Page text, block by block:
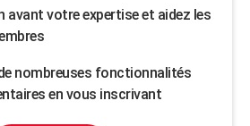
avant votre expertise et aidez les
nombreuses fonctionnalités
en vous inscrivant